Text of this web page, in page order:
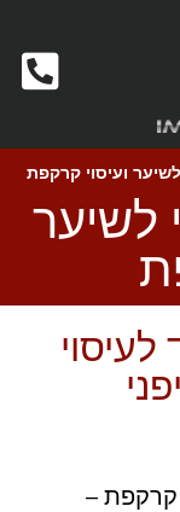
ועיסוי קרקפת
לשיער
קרקפת –